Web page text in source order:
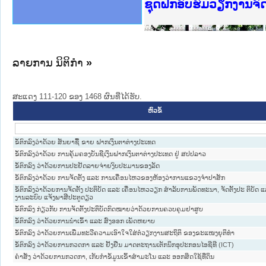
Ministry of Justice
ເຜີຍແຜ່ວັບໄຊຈົດໝາຍເ
ກະຊວງຍຸຕິທຳ
ຊຸດຝຶກອົບຮົມວຽກງານຈົ
ກອງປະຊຸມທົບທວນຄືນກ
ຝຶກອົບຮົມ ຜູ່ປະສານງາ
ຝຶກອົບຮົມ ຜູ່ປະສານງາ
ເຜີຍແຜ່ແອັບກົດໝາຍລາ
ເຜີຍແຜ່ແອັບກົດໝາຍລາ
ຍົກລະດັບວຽກງານຈົດໝ
ຊຸດຝຶກອົບຮົມວຽກງານຈົ
ລາຍການ ນິຕິກໍາ »
ສະແດງ 111-120 ຂອງ 1468 ຜົນທີ່ໄດ້ຮັບ.
ຫົວຂໍ້
ຂໍ້ຕົກລົງວ່າດ້ວຍ ສັນຍາຊື້ ຂາຍ ຝາກເງິນຕາຕ່າງປະເທດ
ຂໍ້ຕົກລົງວ່າດ້ວຍ ການຄຸ້ມຄອງບັນຊີເງິນຝາກເງິນຕາຕ່າງປະເທດ ຢູ່ ສປປລາວ
ຂໍ້ຕົກລົງ ວ່າດ້ວຍການປະຢັດລາຍຈ່າຍງົບປະມານຂອງລັດ
ຂໍ້ຕົກລົງວ່າດ້ວຍ ການຈັດຕັ້ງ ແລະ ການເຄື່ອນໄຫວຂອງຫ້ອງວ່າການແຂວງຈຳປາສັກ
ຂໍ້ຕົກລົງວ່າດ້ວຍການຈັດຕັ້ງ ປະຕິບັດ ແລະ ເຄື່ອນໄຫວວຽກ ສຳລັບການພັດທະນາ, ຈັດຕັ້ງປະ ຕິບັດ ແ
ງານລະບົບ ແຈ້ງພາສີປະຕູດຽວ
ຂໍ້ຕົກລົງ ກ່ຽວກັບ ການຈັດຕັ້ງປະຕິບັດກົດໝາຍວ່າດ້ວຍການຄວບຄຸມຢາສູບ
ຂໍ້ຕົກລົງ ວ່າດ້ວຍການນຳເຂົ້າ ແລະ ສົ່ງອອກ ເພັດຫຍາບ
ຂໍ້ຕົກລົງ ວ່າດ້ວຍການເພີ່ມທະວີຄວາມເອົາໃຈໃສ່ຕໍ່ວຽກງານສະຖິຕິ ຂອງຂະແໜງຍຸຕິທຳ
ຂໍ້ຕົກລົງ ວ່າດ້ວຍການກວດກາ ແລະ ຢັ້ງຢືນ ມາດຕະຖານເຕັກນິກອຸປະກອນໄອຊີທີ (ICT)
ຄຳສັ່ງ ວ່າດ້ວຍການກວດກາ, ເກັບກຳຂໍ້ມູນເຂົ້າສຳມະໂນ ແລະ ອອກສິດໃຊ້ທີ່ດິນ